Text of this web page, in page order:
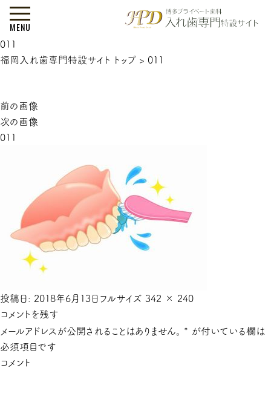
MENU
011
福岡入れ歯専門特設サイト トップ > 011
前の画像
次の画像
011
投稿日: 2018年6月13日 フルサイズ 342 × 240
コメントを残す
メールアドレスが公開されることはありません。
* が付いている欄は
必須項目です
コメント